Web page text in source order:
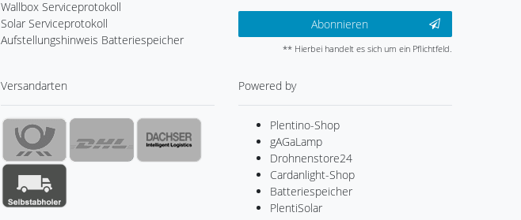
Wallbox Serviceprotokoll
Solar Serviceprotokoll
Aufstellungshinweis Batteriespeicher
Abonnieren
** Hierbei handelt es sich um ein Pflichtfeld.
Versandarten Powered by
Plentino-Shop
gAGaLamp
Drohnenstore24
Cardanlight-Shop
Batteriespeicher
PlentiSolar